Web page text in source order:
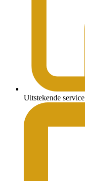
Uitstekende service